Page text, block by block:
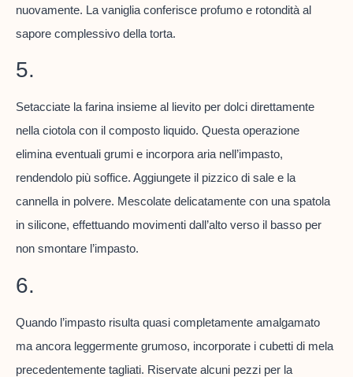
nuovamente. La vaniglia conferisce profumo e rotondità al
sapore complessivo della torta.
5.
Setacciate la farina insieme al lievito per dolci direttamente
nella ciotola con il composto liquido. Questa operazione
elimina eventuali grumi e incorpora aria nell’impasto,
rendendolo più soffice. Aggiungete il pizzico di sale e la
cannella in polvere. Mescolate delicatamente con una spatola
in silicone, effettuando movimenti dall’alto verso il basso per
non smontare l’impasto.
6.
Quando l’impasto risulta quasi completamente amalgamato
ma ancora leggermente grumoso, incorporate i cubetti di mela
precedentemente tagliati. Riservate alcuni pezzi per la